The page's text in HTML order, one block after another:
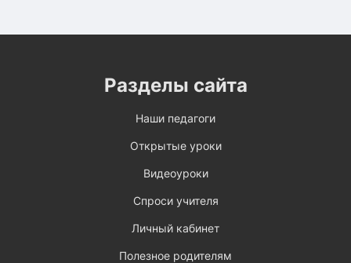
Разделы сайта
Наши педагоги
Открытые уроки
Видеоуроки
Спроси учителя
Личный кабинет
Полезное родителям